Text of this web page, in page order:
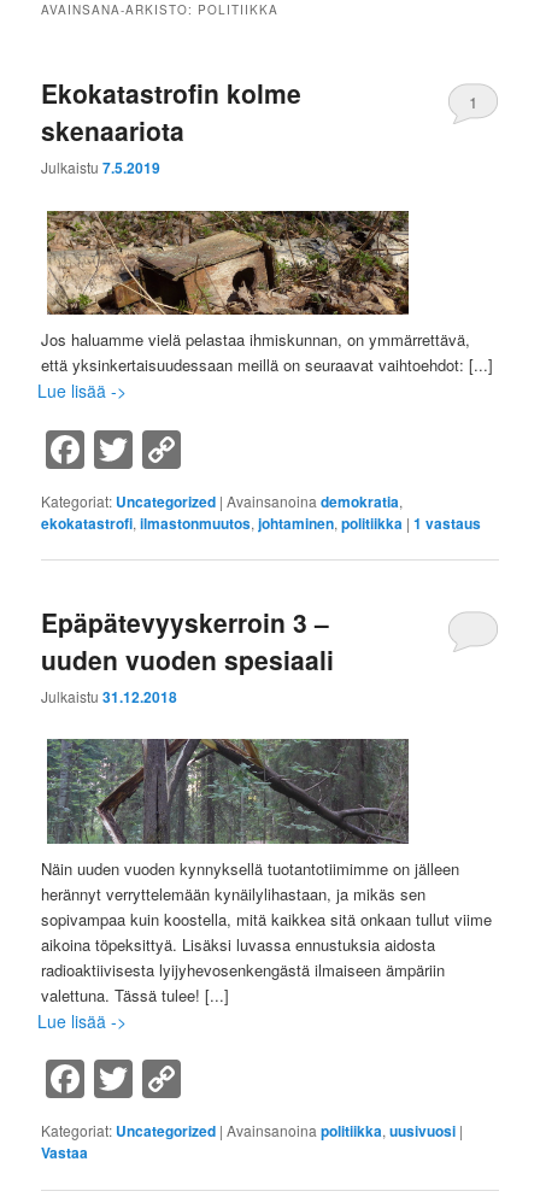
AVAINSANA-ARKISTO: POLITIIKKA
Ekokatastrofin kolme
skenaariota
Julkaistu7.5.2019
1
Jos haluamme vielä pelastaa ihmiskunnan, on ymmärrettävä,
että yksinkertaisuudessaan meillä on seuraavat vaihtoehdot:[...]
Lue lisää ->
Facebook
Twitter
Link
Kategoriat: Uncategorized |Avainsanoina demokratia,
ekokatastrofi,ilmastonmuutos,johtaminen,politiikka |1 vastaus
Epäpätevyyskerroin 3 –
uuden vuoden spesiaali
Julkaistu31.12.2018
Näin uuden vuoden kynnyksellä tuotantotiimimme on jälleen
herännyt verryttelemään kynäilylihastaan, ja mikäs sen
sopivampaa kuin koostella, mitä kaikkea sitä onkaan tullut viime
aikoina töpeksittyä. Lisäksi luvassa ennustuksia aidosta
radioaktiivisesta lyijyhevosenkengästä ilmaiseen ämpäriin
valettuna. Tässä tulee![...]
Lue lisää ->
Facebook
Twitter
Link
Kategoriat: Uncategorized |Avainsanoinapolitiikka,uusivuosi |
Vastaa